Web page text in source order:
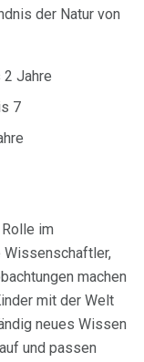
der Natur von
Jahre
7
im
machen
mit der Welt
neues Wissen
und passen